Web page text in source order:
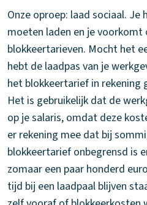
Onze oproep: laad sociaal. Je
moeten laden en je voorkomt
blokkeertarieven. Mocht het
hebt de laadpas van je
het blokkeertarief in rekening
Het is gebruikelijk dat de
op je salaris, omdat deze
er rekening mee dat bij
blokkeertarief onbegrensd is
zomaar een paar honderd
tijd bij een laadpaal blijven